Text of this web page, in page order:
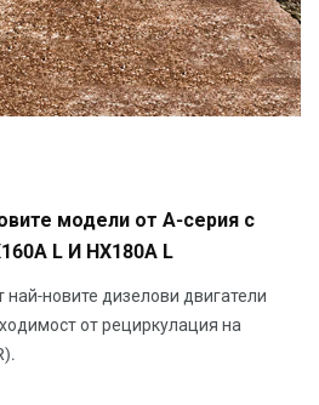
модели от А-серия с
L И HX180A L
най-новите дизелови двигатели
от рециркулация на